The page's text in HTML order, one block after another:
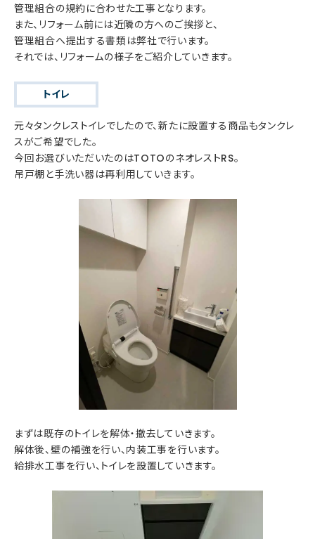
管理組合の規約に合わせた工事となります。
また、リフォーム前には近隣の方へのご挨拶と、
管理組合へ提出する書類は弊社で行います。
それでは、リフォームの様子をご紹介していきます。
トイレ
元々タンクレストイレでしたので、新たに設置する商品もタンクレ
スがご希望でした。
今回お選びいただいたのはTOTOのネオレストRS。
吊戸棚と手洗い器は再利用していきます。
まずは既存のトイレを解体・撤去していきます。
解体後、壁の補強を行い、内装工事を行います。
給排水工事を行い、トイレを設置していきます。